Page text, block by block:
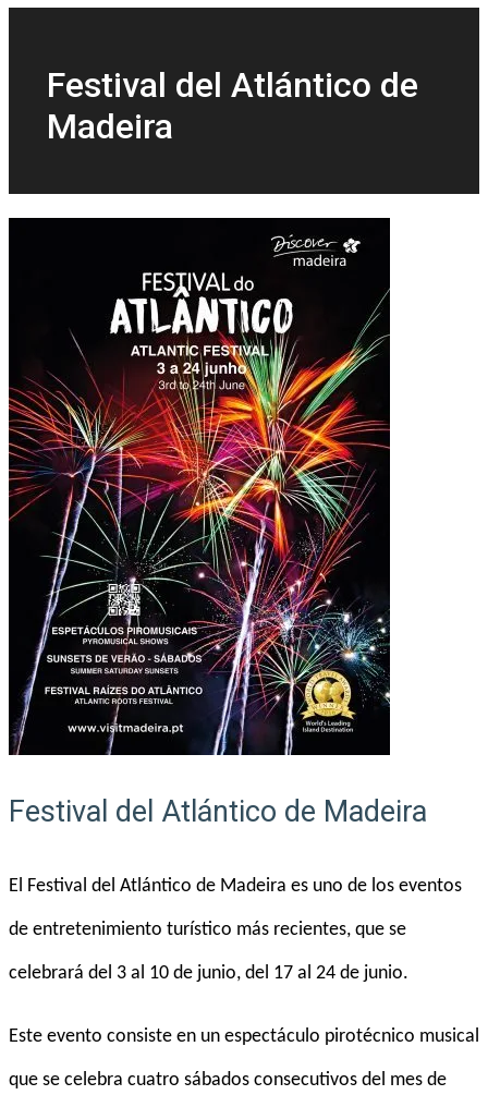
Festival del Atlántico de
Madeira
Festival del Atlántico de Madeira
El Festival del Atlántico de Madeira es uno de los eventos
de entretenimiento turístico más recientes, que se
celebrará del 3 al 10 de junio, del 17 al 24 de junio.
Este evento consiste en un espectáculo pirotécnico musical
que se celebra cuatro sábados consecutivos del mes de